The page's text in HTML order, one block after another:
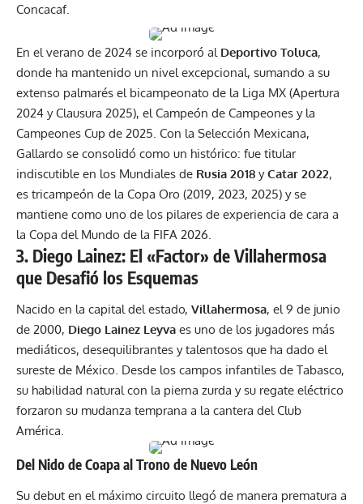
Concacaf.
En el verano de 2024 se incorporó al Deportivo Toluca,
donde ha mantenido un nivel excepcional, sumando a su
extenso palmarés el bicampeonato de la Liga MX (Apertura
2024 y Clausura 2025), el Campeón de Campeones y la
Campeones Cup de 2025. Con la Selección Mexicana,
Gallardo se consolidó como un histórico: fue titular
indiscutible en los Mundiales de Rusia 2018 yCatar 2022,
es tricampeón de la Copa Oro (2019, 2023, 2025) y se
mantiene como uno de los pilares de experiencia de cara a
la Copa del Mundo de la FIFA 2026.
3. Diego Lainez: El «Factor» de Villahermosa
que Desafió los Esquemas
Nacido en la capital del estado, Villahermosa, el 9 de junio
de 2000, Diego Lainez Leyva es uno de los jugadores más
mediáticos, desequilibrantes y talentosos que ha dado el
sureste de México. Desde los campos infantiles de Tabasco,
su habilidad natural con la pierna zurda y su regate eléctrico
forzaron su mudanza temprana a la cantera del Club
América.
Del Nido de Coapa al Trono de Nuevo León
Su debut en el máximo circuito llegó de manera prematura a